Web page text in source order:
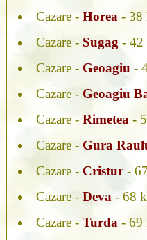
Cazare - Horea - 38
Cazare - Sugag - 42
Cazare - Geoagiu -
Cazare - Geoagiu
Cazare - Rimetea -
Cazare - Gura
Cazare - Cristur-
Cazare - Deva - 68
Cazare - Turda - 69